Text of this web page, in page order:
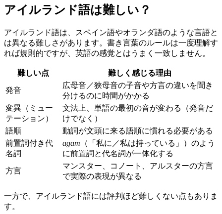
アイルランド語は難しい？
アイルランド語は、スペイン語やオランダ語のような言語と
は異なる難しさがあります。書き言葉のルールは一度理解す
れば規則的ですが、英語の感覚とはうまく一致しません。
難しい点 難しく感じる理由
発音
広母音／狭母音の子音や方言の違いを聞き
分けるのに時間がかかる
変異（ミュー
テーション）
文法上、単語の最初の音が変わる（発音だ
けでなく）
語順
動詞が文頭に来る語順に慣れる必要がある
前置詞付き代
名詞
agam （「私に／私は持っている」）のよう
に前置詞と代名詞が一体化する
方言
マンスター、コノート、アルスターの方言
で実際の表現が異なる
一方で、アイルランド語には評判ほど難しくない点もありま
す。